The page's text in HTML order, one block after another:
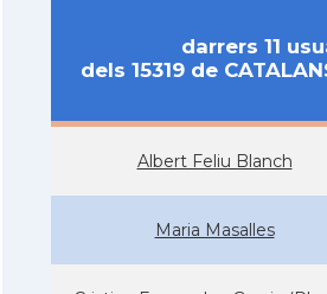
darrers 11
dels 15319 de
Albert Feliu Blanch
Maria Masalles